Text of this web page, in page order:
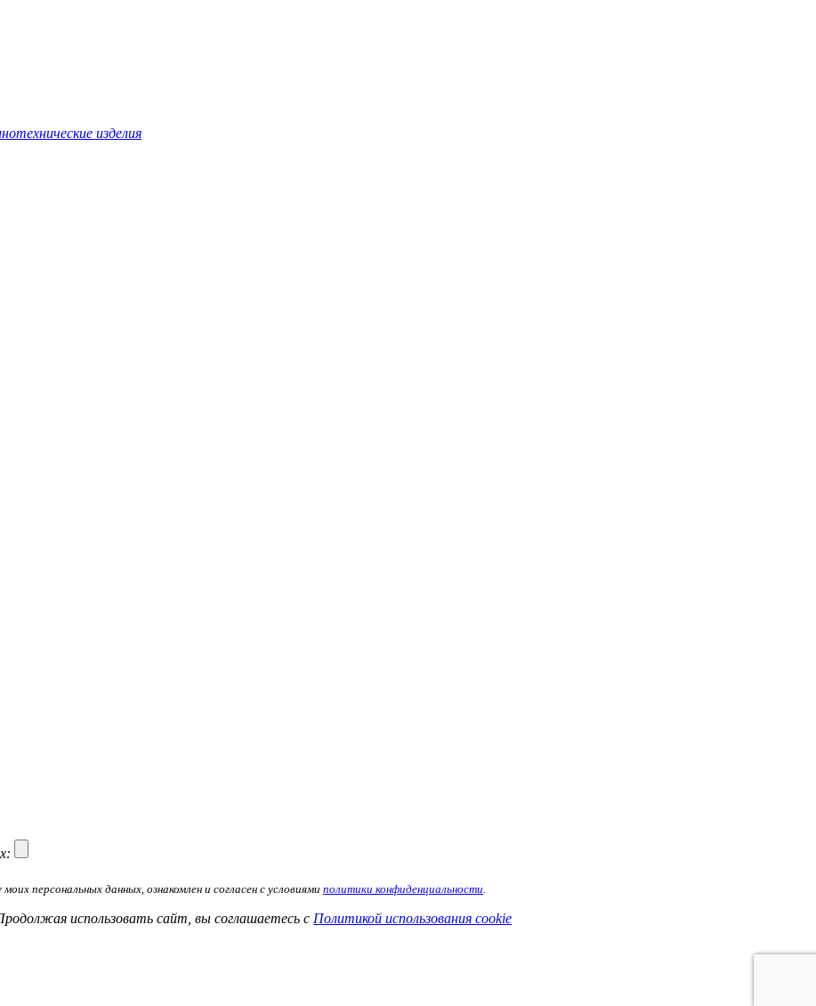
изделия
персональных данных, ознакомлен и согласен с условиями политики конфиденциальности
использовать сайт, вы соглашаетесь с Политикой использования cookie